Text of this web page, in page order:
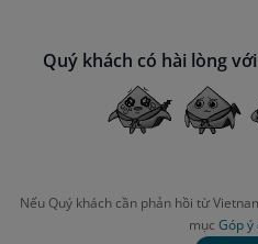
Quý khách có hài lòng
Nếu Quý khách cần phản hồi từ
mục Góp ý